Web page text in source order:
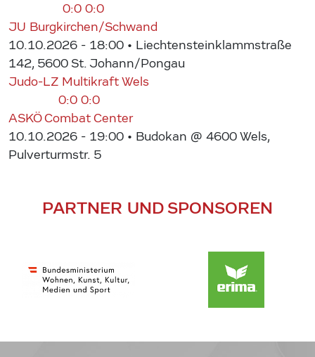
0:0 0:0
JU Burgkirchen/Schwand
10.10.2026 - 18:00 • Liechtensteinklammstraße
142, 5600 St. Johann/Pongau
Judo-LZ Multikraft Wels
0:0 0:0
ASKÖ Combat Center
10.10.2026 - 19:00 • Budokan @ 4600 Wels,
Pulverturmstr. 5
PARTNER UND SPONSOREN